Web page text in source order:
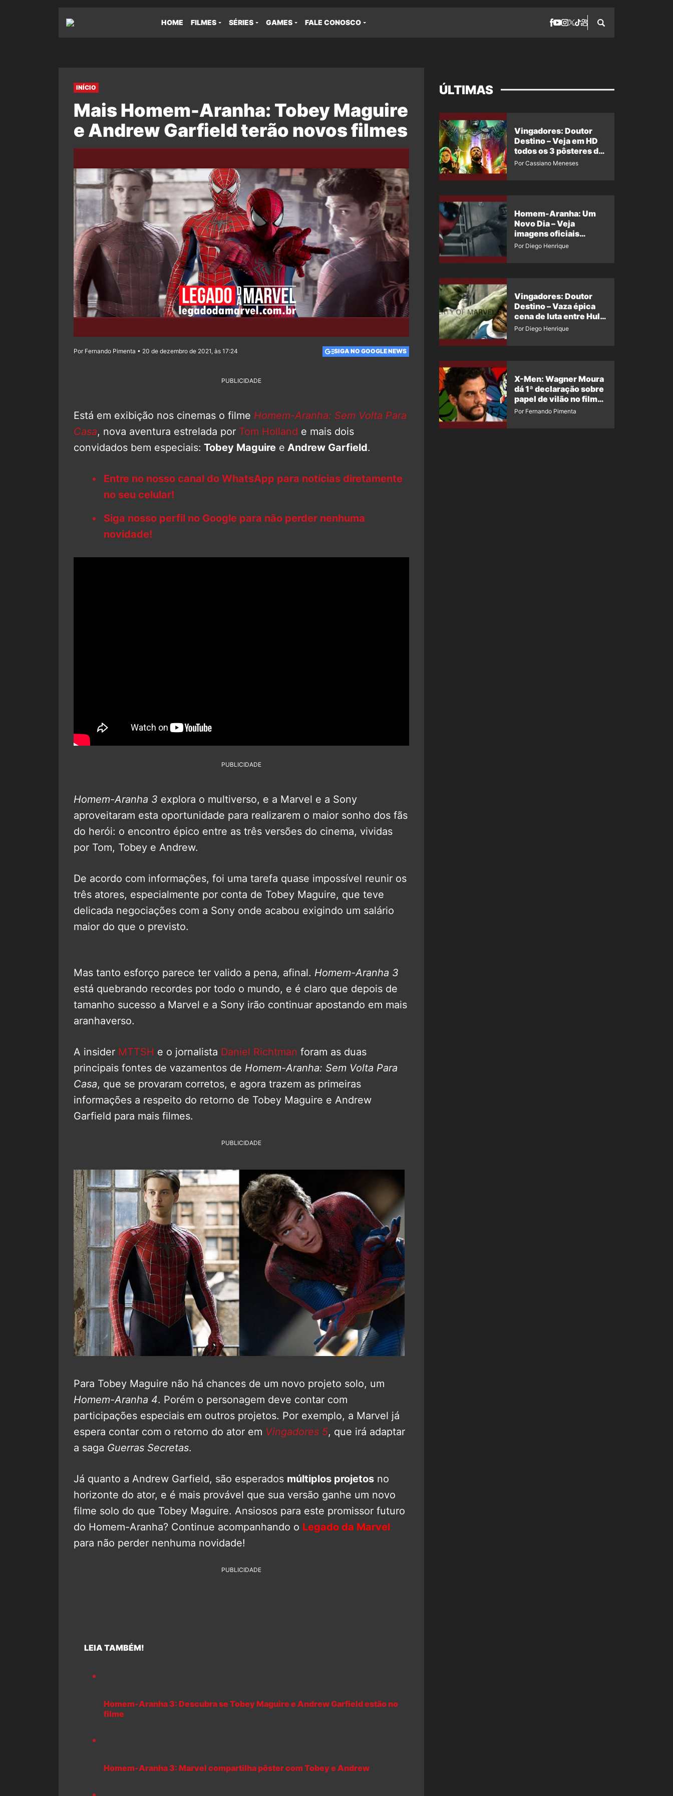
HOME FILMES SÉRIES GAMES FALE CONOSCO
INÍCIO
Mais Homem-Aranha: Tobey Maguire
e Andrew Garfield terão novos filmes
Por Fernando Pimenta • 20 de dezembro de 2021, às 17:24 SIGA NO GOOGLE NEWS
PUBLICIDADE
Está em exibição nos cinemas o filme Homem-Aranha: Sem Volta Para
Casa, nova aventura estrelada por Tom Holland e mais dois
convidados bem especiais: Tobey Maguire e Andrew Garfield.
Entre no nosso canal do WhatsApp para notícias diretamente
no seu celular!
Siga nosso perfil no Google para não perder nenhuma
novidade!
PUBLICIDADE
Homem-Aranha 3 explora o multiverso, e a Marvel e a Sony
aproveitaram esta oportunidade para realizarem o maior sonho dos fãs
do herói: o encontro épico entre as três versões do cinema, vividas
por Tom, Tobey e Andrew.
De acordo com informações, foi uma tarefa quase impossível reunir os
três atores, especialmente por conta de Tobey Maguire, que teve
delicada negociações com a Sony onde acabou exigindo um salário
maior do que o previsto.
Mas tanto esforço parece ter valido a pena, afinal. Homem-Aranha 3
está quebrando recordes por todo o mundo, e é claro que depois de
tamanho sucesso a Marvel e a Sony irão continuar apostando em mais
aranhaverso.
A insider MTTSH e o jornalista Daniel Richtman foram as duas
principais fontes de vazamentos de Homem-Aranha: Sem Volta Para
Casa, que se provaram corretos, e agora trazem as primeiras
informações a respeito do retorno de Tobey Maguire e Andrew
Garfield para mais filmes.
PUBLICIDADE
Para Tobey Maguire não há chances de um novo projeto solo, um
Homem-Aranha 4. Porém o personagem deve contar com
participações especiais em outros projetos. Por exemplo, a Marvel já
espera contar com o retorno do ator em Vingadores 5, que irá adaptar
a saga Guerras Secretas.
Já quanto a Andrew Garfield, são esperados múltiplos projetos no
horizonte do ator, e é mais provável que sua versão ganhe um novo
filme solo do que Tobey Maguire. Ansiosos para este promissor futuro
do Homem-Aranha? Continue acompanhando o Legado da Marvel
para não perder nenhuma novidade!
PUBLICIDADE
LEIA TAMBÉM!
Homem-Aranha 3: Descubra se Tobey Maguire e Andrew Garfield estão no
filme
Homem-Aranha 3: Marvel compartilha pôster com Tobey e Andrew
ÚLTIMAS
Vingadores: Doutor
Destino – Veja em HD
todos os 3 pôsteres de
‘Doomsday’ + 1 imagem
Por Cassiano Meneses
Homem-Aranha: Um
Novo Dia – Veja
imagens oficiais
descartadas do Hulk
Por Diego Henrique
Vingadores: Doutor
Destino – Vaza épica
cena de luta entre Hulk
e o Coisa
Por Diego Henrique
X-Men: Wagner Moura
dá 1ª declaração sobre
papel de vilão no filme
da Marvel
Por Fernando Pimenta